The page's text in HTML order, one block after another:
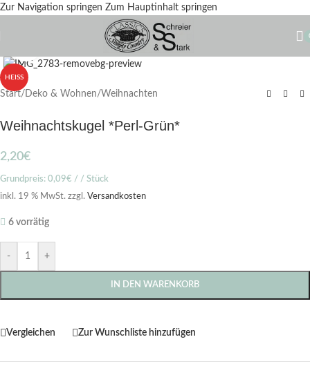
Zur Navigation springen Zum Hauptinhalt springen
HEISS
Zum Vergrößern klicken
Start/ Deko & Wohnen/Weihnachten
Weihnachtskugel *Perl-Grün*
2,20€
Grundpreis: 0,09€ / / Stück
inkl. 19 % MwSt. zzgl. Versandkosten
6 vorrätig
- +
IN DEN WARENKORB
Vergleichen Zur Wunschliste hinzufügen